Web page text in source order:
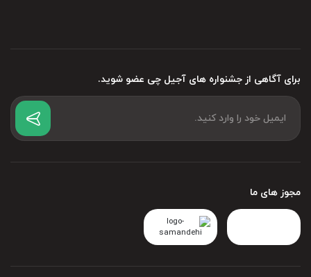
برای آگاهی از جشنواره های آجیل چی عضو شوید.
مجوز های ما